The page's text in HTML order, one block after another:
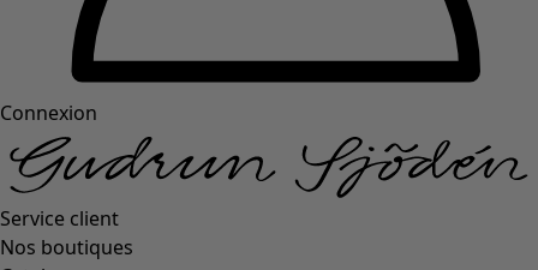
Connexion
Service client
Nos boutiques